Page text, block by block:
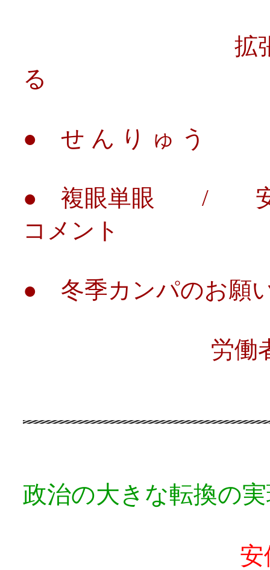
拡張請求し
る
● せ ん り ゅ う
● 複眼単眼 / 安倍
コメント
● 冬季カンパのお願
労働者社会主
政治の大きな転換の
安倍改憲内